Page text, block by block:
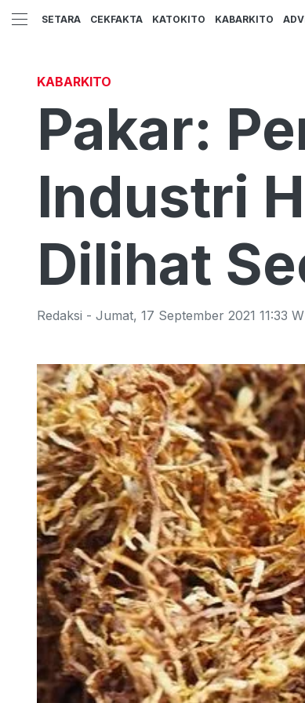
SETARA CEKFAKTA KATOKITO KABARKITO
KABARKITO
Pakar:
Industri
Dilihat
Redaksi - Jumat, 17 September 2021 11:33